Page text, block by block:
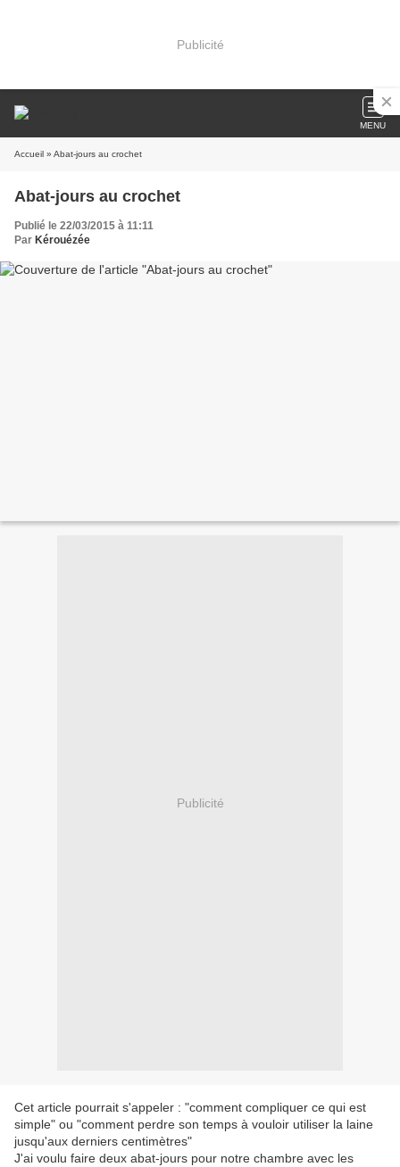
Publicité
MENU
Accueil » Abat-jours au crochet
Abat-jours au crochet
Publié le 22/03/2015 à 11:11
Par Kérouézée
Publicité
Cet article pourrait s'appeler : "comment compliquer ce qui est
simple" ou "comment perdre son temps à vouloir utiliser la laine
jusqu'aux derniers centimètres"
J'ai voulu faire deux abat-jours pour notre chambre avec les